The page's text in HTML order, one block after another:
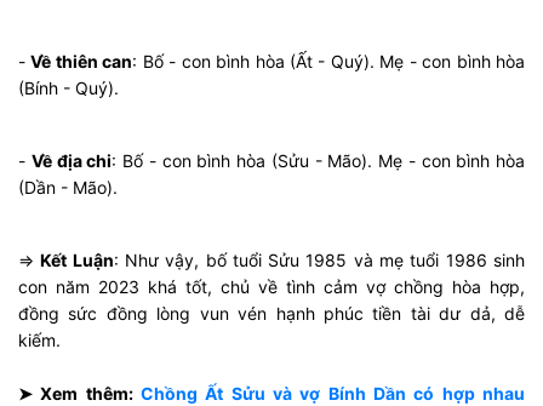
-Về thiên can: Bố - con bình hòa (Ất - Quý). Mẹ - con bình hòa
(Bính - Quý).
- Về địa chi: Bố - con bình hòa (Sửu - Mão). Mẹ - con bình hòa
(Dần - Mão).
⇒Kết Luận: Như vậy, bố tuổi Sửu 1985 và mẹ tuổi 1986 sinh
con năm 2023 khá tốt, chủ về tình cảm vợ chồng hòa hợp,
đồng sức đồng lòng vun vén hạnh phúc tiền tài dư dả, dễ
kiếm.
➤ Xem thêm:Chồng Ất Sửu và vợ Bính Dần có hợp nhau